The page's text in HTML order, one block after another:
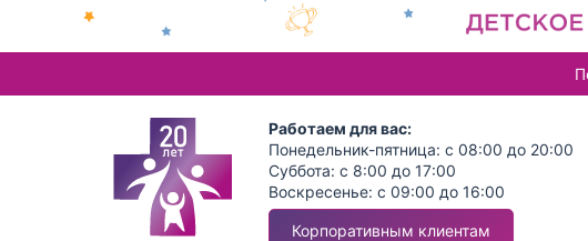
Работаем для вас:
Понедельник-пятница: с 08:00 до 20:00
Суббота: с 8:00 до 17:00
Воскресенье: с 09:00 до 16:00
Корпоративным клиентам